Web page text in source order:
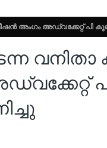
അംഗം അഡ്വക്കേറ്റ് പി
വനിതാ